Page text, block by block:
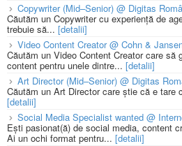
Copywriter (Mid–Senior) @ Digitas
Căutăm un Copywriter cu experiență de
trebuie să... [detalii]
Video Content Creator @ Cohn &
Căutăm un Video Content Creator care să
content pentru unele dintre... [detalii]
Art Director (Mid–Senior) @ Digitas
Căutăm un Art Director care știe că e tare
[detalii]
Social Media Specialist wanted @
Ești pasionat(ă) de social media, content
Ai un ochi format pentru... [detalii]